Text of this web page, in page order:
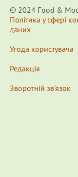
© 2024 Food &
Політика у сфері
даних
Угода користувача
Редакція
Зворотній зв'язок